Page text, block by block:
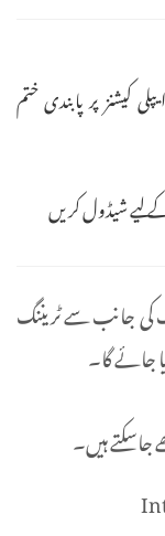
کیشنز پر پابندی ختم
لیے شیڈول کریں
کی جانب سے ٹریننگ
جائے گا۔
ہیں۔